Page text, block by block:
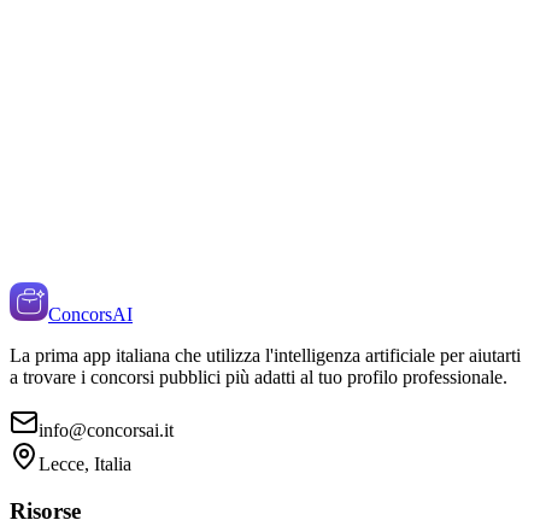
ConcorsAI
La prima app italiana che utilizza l'intelligenza artificiale per aiutarti
a trovare i concorsi pubblici più adatti al tuo profilo professionale.
info@concorsai.it
Lecce, Italia
Risorse